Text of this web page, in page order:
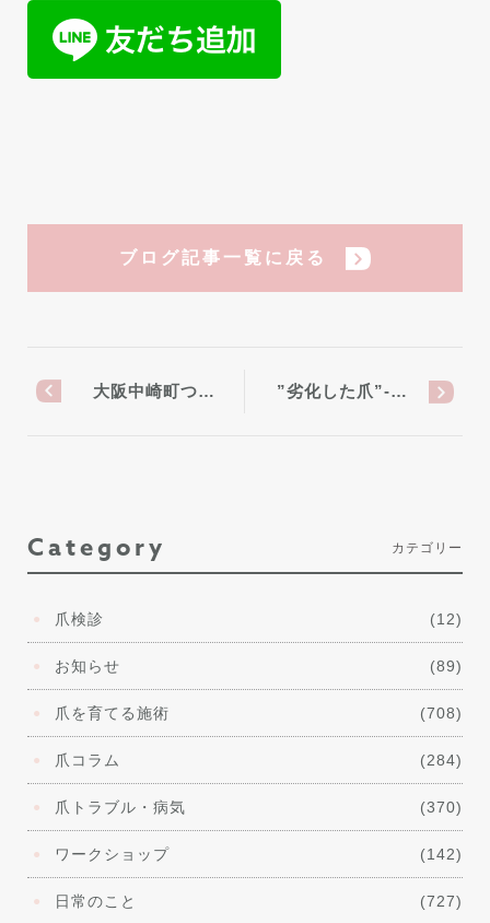
ブログ記事一覧に戻る
大阪中崎町つ… ”劣化した爪”-…
Category カテゴリー
爪検診 (12)
お知らせ (89)
爪を育てる施術 (708)
爪コラム (284)
爪トラブル・病気 (370)
ワークショップ (142)
日常のこと (727)